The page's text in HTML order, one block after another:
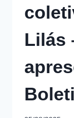
Lilás